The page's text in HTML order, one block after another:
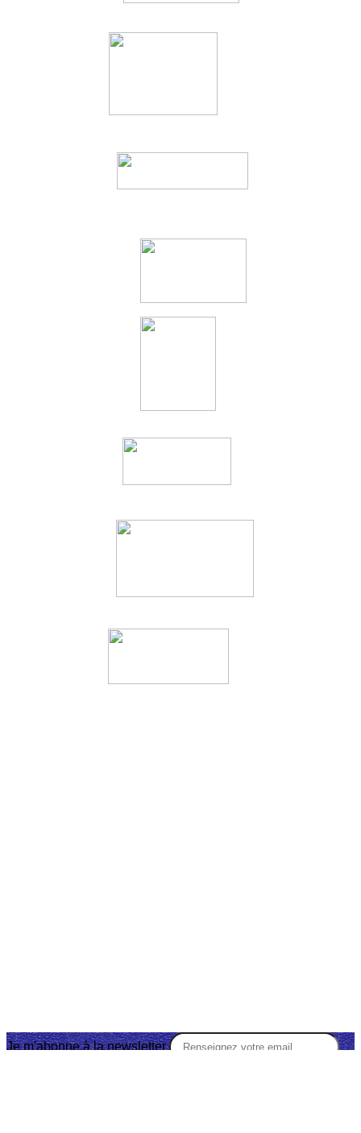
Je m'abonne à la newsletter